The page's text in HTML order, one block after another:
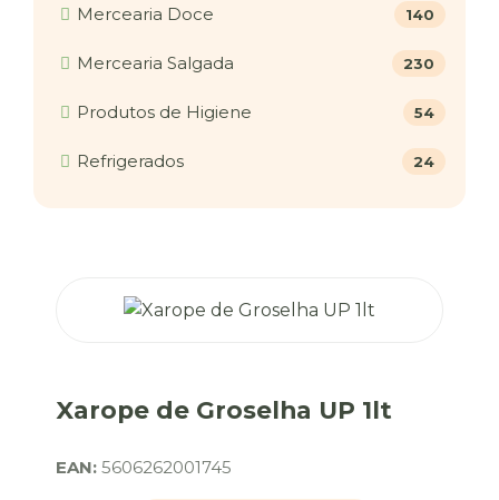
Mercearia Doce 140
Mercearia Salgada 230
Produtos de Higiene 54
Refrigerados 24
Xarope de Groselha UP 1lt
EAN: 5606262001745